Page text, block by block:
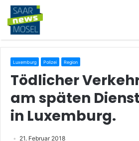
Luxemburg Polizei Region
Tödlicher
am späten
in Luxemburg.
21. Februar 2018